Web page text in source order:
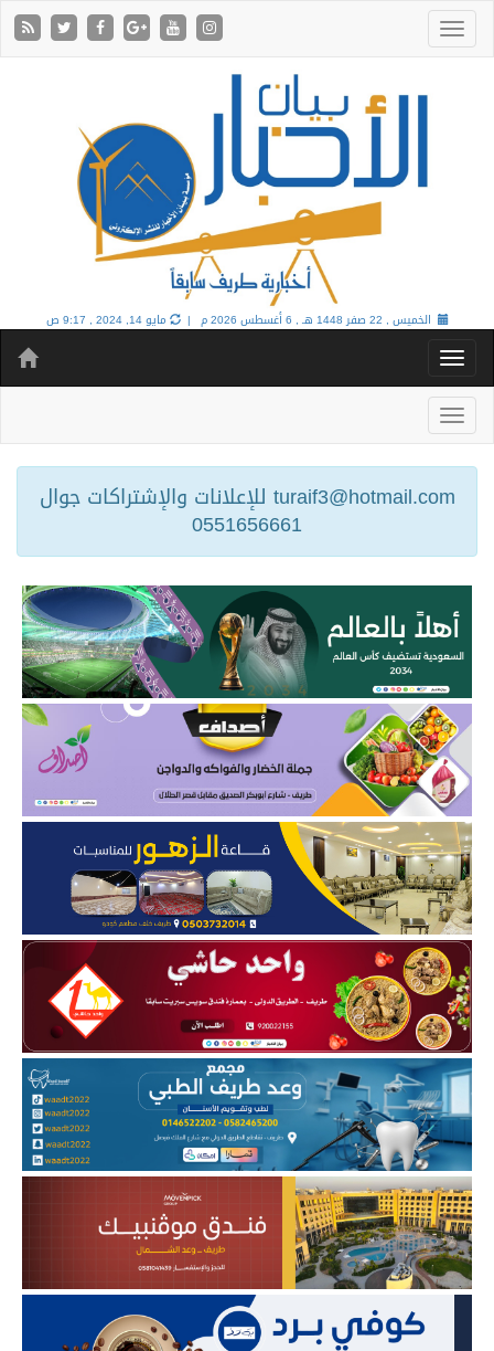
الخميس , 22 صفر 1448 هـ , 6 أغسطس 2026 م | مايو 14, 2024 , 9:17 ص
turaif3@hotmail.com للإعلانات والإشتراكات جوال
0551656661